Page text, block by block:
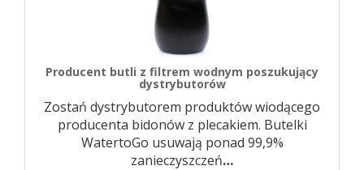
Producent butli z filtrem wodnym poszukujący
dystrybutorów
Zostań dystrybutorem produktów wiodącego
producenta bidonów z plecakiem. Butelki
WatertoGo usuwają ponad 99,9%
zanieczyszczeń…